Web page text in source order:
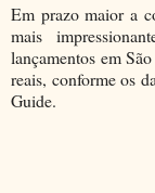
Em prazo maior a
mais
lançamentos em
reais, conforme os
Guide.